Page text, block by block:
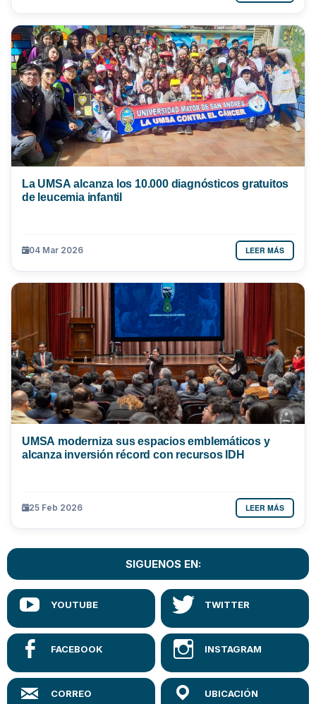
La UMSA alcanza los 10.000 diagnósticos gratuitos
de leucemia infantil
04 Mar 2026 LEER MÁS
UMSA moderniza sus espacios emblemáticos y
alcanza inversión récord con recursos IDH
25 Feb 2026 LEER MÁS
SIGUENOS EN: